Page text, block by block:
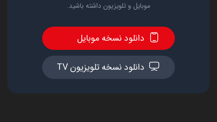
موبایل و تلویزیون داشته باشید.
دانلود نسخه موبایل
دانلود نسخه تلویزیون TV